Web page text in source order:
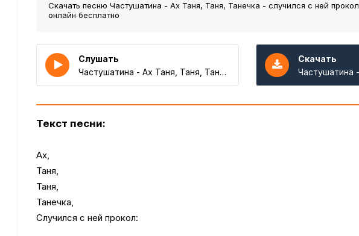
Скачать песню Частушатина - Ах Таня, Таня, Танечка - случился с ней прокол
онлайн бесплатно
Слушать
Частушатина - Ах Таня, Таня, Танечка - случился с ней прокол
Скачать
Текст песни:
Ах,
Таня,
Таня,
Танечка,
Случился с ней прокол: